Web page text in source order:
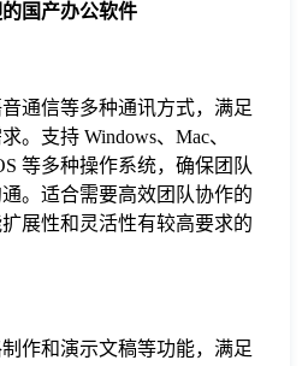
国产办公软件
通信等多种通讯方式，满足
。支持 Windows、Mac、
等多种操作系统，确保团队
。适合需要高效团队协作的
展性和灵活性有较高要求的
作和演示文稿等功能，满足